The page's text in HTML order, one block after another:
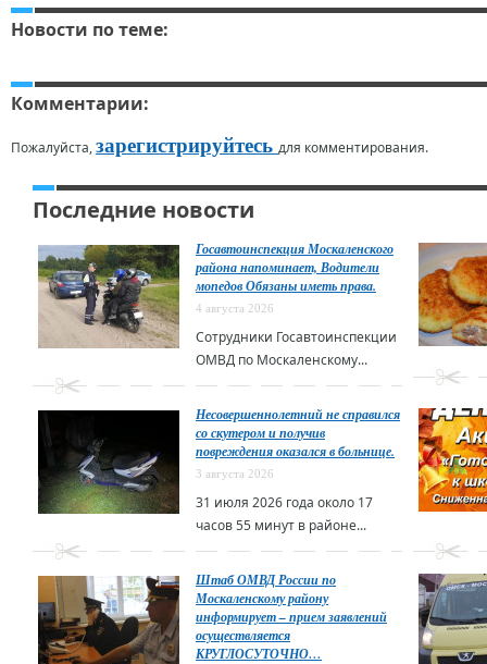
Новости по теме:
Комментарии:
Пожалуйста,зарегистрируйтесь для комментирования.
Последние новости
Госавтоинспекция Москаленского
района напоминает, Водители
мопедов Обязаны иметь права.
4 августа 2026
Сотрудники Госавтоинспекции
ОМВД по Москаленскому...
Несовершеннолетний не справился
со скутером и получив
повреждения оказался в больнице.
3 августа 2026
31 июля 2026 года около 17
часов 55 минут в районе...
Штаб ОМВД России по
Москаленскому району
информирует – прием заявлений
осуществляется
КРУГЛОСУТОЧНО…